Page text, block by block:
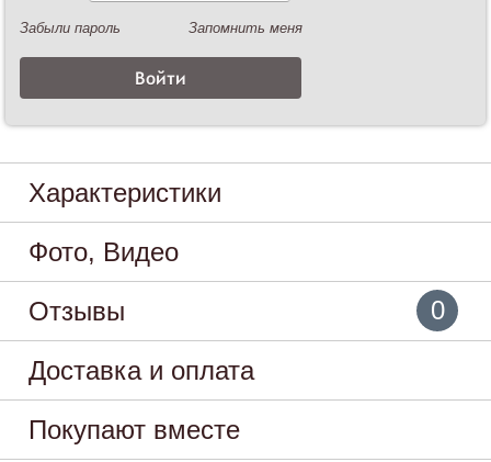
Описание
ОЗШ 01.816 ВТУЛКА
Характеристики
Фото, Видео
Отзывы
0
Доставка и оплата
Покупают вместе
Забыли пароль Запомнить меня